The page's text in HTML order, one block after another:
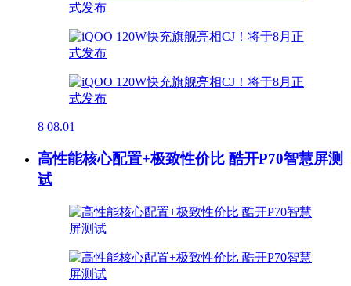
8 08.01
高性能核心配置+极致性价比 酷开P70智慧屏测
试